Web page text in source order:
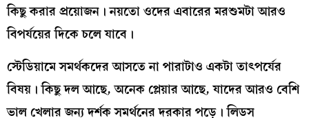
কিছু করার প্রয়োজন। নয়তো ওদের এবারের মরশুমটা আরও
বিপর্যয়ের দিকে চলে যাবে।
স্টেডিয়ামে সমর্থকদের আসতে না পারাটাও একটা তাৎপর্যের
বিষয়। কিছু দল আছে, অনেক প্লেয়ার আছে, যাদের আরও বেশি
ভাল খেলার জন্য দর্শক সমর্থনের দরকার পড়ে। লিডস